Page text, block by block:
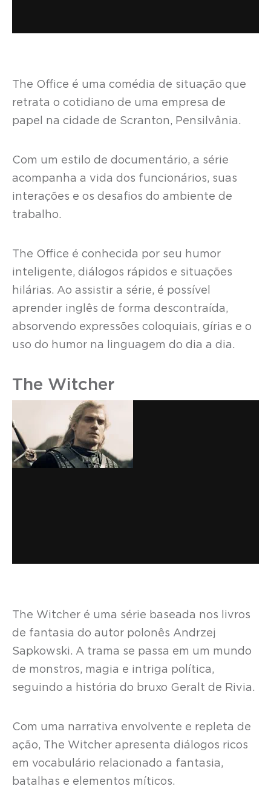
The Office é uma comédia de situação que
retrata o cotidiano de uma empresa de
papel na cidade de Scranton, Pensilvânia.
Com um estilo de documentário, a série
acompanha a vida dos funcionários, suas
interações e os desafios do ambiente de
trabalho.
The Office é conhecida por seu humor
inteligente, diálogos rápidos e situações
hilárias. Ao assistir a série, é possível
aprender inglês de forma descontraída,
absorvendo expressões coloquiais, gírias e o
uso do humor na linguagem do dia a dia.
The Witcher
The Witcher é uma série baseada nos livros
de fantasia do autor polonês Andrzej
Sapkowski. A trama se passa em um mundo
de monstros, magia e intriga política,
seguindo a história do bruxo Geralt de Rivia.
Com uma narrativa envolvente e repleta de
ação, The Witcher apresenta diálogos ricos
em vocabulário relacionado a fantasia,
batalhas e elementos míticos.